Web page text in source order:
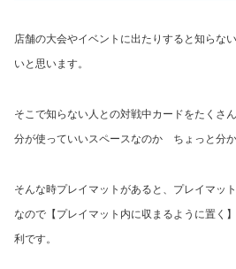
店舗の大会やイベントに出たりすると知らな
いと思います。
そこで知らない人との対戦中カードをたくさ
分が使っていいスペースなのか ちょっと分か
そんな時プレイマットがあると、プレイマッ
なので【プレイマット内に収まるように置く
利です。